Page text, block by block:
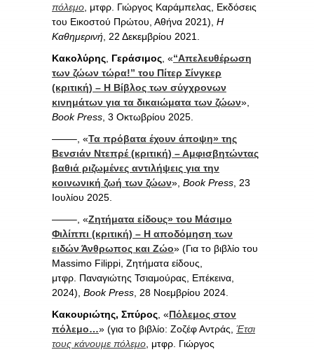
πόλεμο, μτφρ. Γιώργος Καράμπελας, Εκδόσεις
του Εικοστού Πρώτου, Αθήνα 2021), Η
Καθημερινή, 22 Δεκεμβρίου 2021.
Κακολύρης, Γεράσιμος, «“Απελευθέρωση
των ζώων τώρα!” του Πίτερ Σίνγκερ
(κριτική) – Η Βίβλος των σύγχρονων
κινημάτων για τα δικαιώματα των ζώων»,
Book Press, 3 Οκτωβρίου 2025.
——–, «Τα πρόβατα έχουν άποψη» της
Βενσιάν Ντεπρέ (κριτική) – Αμφισβητώντας
βαθιά ριζωμένες αντιλήψεις για την
κοινωνική ζωή των ζώων», Book Press, 23
Ιουλίου 2025.
——–, «Ζητήματα είδους» του Μάσιμο
Φιλίππι (κριτική) – Η αποδόμηση των
ειδών Άνθρωπος και Ζώο» (Για το βιβλίο του
Massimo Filippi, Ζητήματα είδους,
μτφρ. Παναγιώτης Τσιαμούρας, Επέκεινα,
2024), Book Press, 28 Νοεμβρίου 2024.
Κακουριώτης, Σπύρος, «Πόλεμος στον
πόλεμο…» (για το βιβλίο: Ζοζέφ Αντράς, Έτσι
τους κάνουμε πόλεμο, μτφρ. Γιώργος